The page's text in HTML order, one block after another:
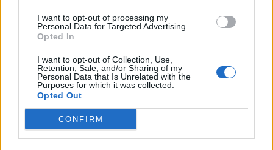
I want to opt-out of processing my
Personal Data for Targeted Advertising.
Opted In
I want to opt-out of Collection, Use,
Retention, Sale, and/or Sharing of my
Personal Data that Is Unrelated with the
Purposes for which it was collected.
Opted Out
CONFIRM
august 2023
júl 2023
jún 2023
máj 2023
apríl 2023